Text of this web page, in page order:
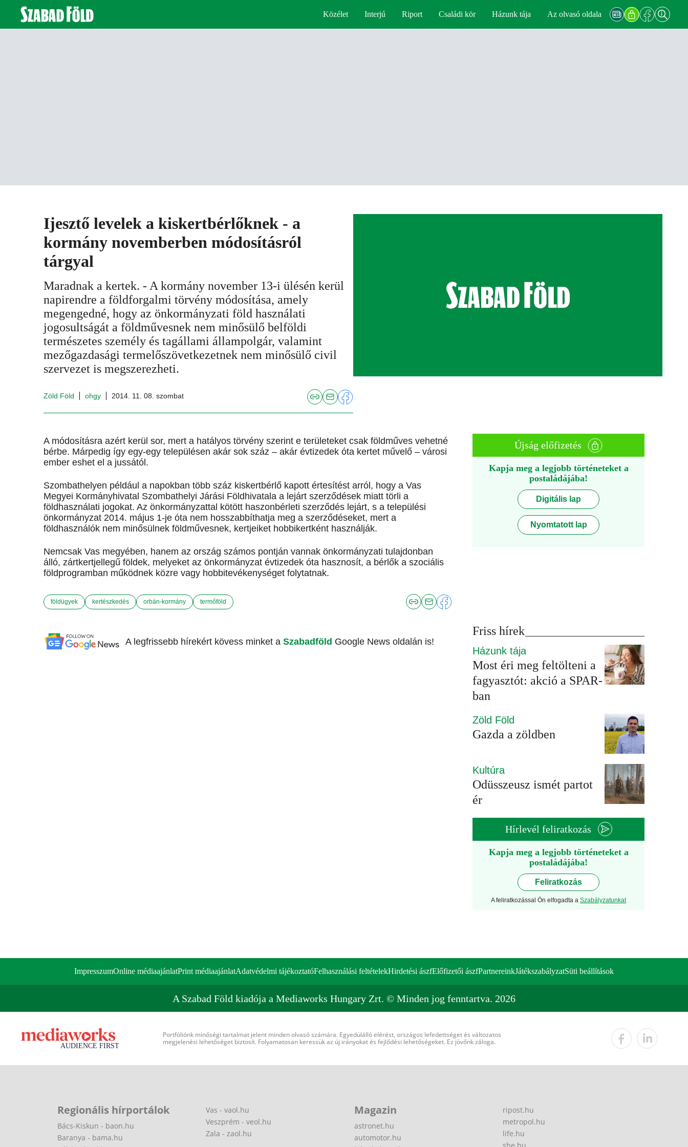
Közélet Interjú Riport Családi kör Házunk tája Az olvasó oldala
Ijesztő levelek a kiskertbérlőknek - a
kormány novemberben módosításról
tárgyal
Maradnak a kertek. - A kormány november 13-i ülésén kerül
napirendre a földforgalmi törvény módosítása, amely
megengedné, hogy az önkormányzati föld használati
jogosultságát a földművesnek nem minősülő belföldi
természetes személy és tagállami állampolgár, valamint
mezőgazdasági termelőszövetkezetnek nem minősülő civil
szervezet is megszerezheti.
Zöld Föld ohgy 2014. 11. 08. szombat
A módosításra azért kerül sor, mert a hatályos törvény szerint e területeket csak földműves vehetné
bérbe. Márpedig így egy-egy településen akár sok száz – akár évtizedek óta kertet művelő – városi
ember eshet el a jussától.
Szombathelyen például a napokban több száz kiskertbérlő kapott értesítést arról, hogy a Vas
Megyei Kormányhivatal Szombathelyi Járási Földhivatala a lejárt szerződések miatt törli a
földhasználati jogokat. Az önkormányzattal kötött haszonbérleti szerződés lejárt, s a települési
önkormányzat 2014. május 1-je óta nem hosszabbíthatja meg a szerződéseket, mert a
földhasználók nem minősülnek földművesnek, kertjeiket hobbikertként használják.
Nemcsak Vas megyében, hanem az ország számos pontján vannak önkormányzati tulajdonban
álló, zártkertjellegű földek, melyeket az önkormányzat évtizedek óta hasznosít, a bérlők a szociális
földprogramban működnek közre vagy hobbitevékenységet folytatnak.
földügyek kertészkedés orbán-kormány termőföld
A legfrissebb hírekért kövess minket a Szabadföld Google News oldalán is!
Újság előfizetés
Kapja meg a legjobb történeteket a
postaládájába!
Digitális lap
Nyomtatott lap
Friss hírek
Házunk tája
Most éri meg feltölteni a
fagyasztót: akció a SPAR-
ban
Zöld Föld
Gazda a zöldben
Kultúra
Odüsszeusz ismét partot
ér
Hírlevél feliratkozás
Kapja meg a legjobb történeteket a
postaládájába!
Feliratkozás
A feliratkozással Ön elfogadta a Szabályzatunkat
ImpresszumOnline médiaajánlatPrint médiaajánlatAdatvédelmi tájékoztatóFelhasználási feltételekHirdetési ászfElőfizetői ászfPartnereinkJátékszabályzatSüti beállítások
A Szabad Föld kiadója a Mediaworks Hungary Zrt. © Minden jog fenntartva. 2026
Portfóliónk minőségi tartalmat jelent minden olvasó számára. Egyedülálló elérést, országos lefedettséget és változatos
megjelenési lehetőséget biztosít. Folyamatosan keressük az új irányokat és fejlődési lehetőségeket. Ez jövőnk záloga.
Regionális hírportálok
Bács-Kiskun - baon.hu
Baranya - bama.hu
Vas - vaol.hu
Veszprém - veol.hu
Zala - zaol.hu
Magazin
astronet.hu
automotor.hu
ripost.hu
metropol.hu
life.hu